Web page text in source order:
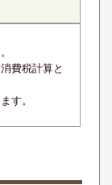
費税計算と
す。